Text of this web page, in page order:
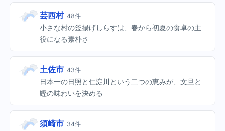
芸西村 48件
小さな村の釜揚げしらすは、春から初夏の食卓の主
役になる素朴さ
土佐市 43件
日本一の日照と仁淀川という二つの恵みが、文旦と
鰹の味わいを決める
須崎市 34件